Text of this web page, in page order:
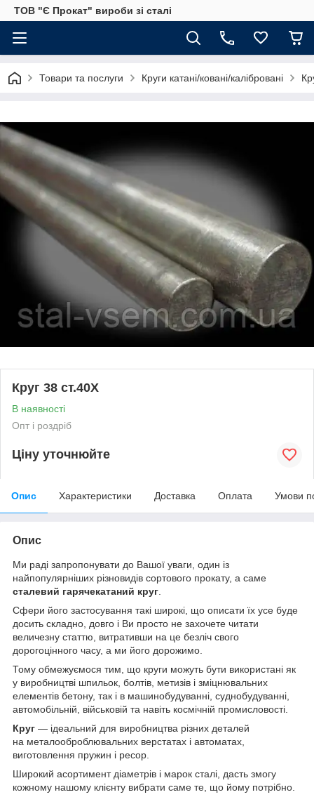
ТОВ "Є Прокат" вироби зі сталі
Товари та послуги Круги катані/ковані/калібровані
Круг 38 ст.40Х
В наявності
Опт і роздріб
Ціну уточнюйте
Опис Характеристики Доставка Оплата Умови
Опис
Ми раді запропонувати до Вашої уваги, один із
найпопулярніших різновидів сортового прокату, а саме
сталевий гарячекатаний круг
Сфери його застосування такі широкі, що описати їх усе буде
досить складно, довго і Ви просто не захочете читати
величезну статтю, витративши на це безліч свого
дорогоцінного часу, а ми його дорожимо.
Тому обмежуємося тим, що круги можуть бути використані як
у виробництві шпильок, болтів, метизів і зміцнювальних
елементів бетону, так і в машинобудуванні, суднобудуванні,
автомобільній, військовій та навіть космічній промисловості.
Круг — ідеальний для виробництва різних деталей
на металооброблювальних верстатах і автоматах,
виготовлення пружин і ресор.
Широкий асортимент діаметрів і марок сталі, дасть змогу
кожному нашому клієнту вибрати саме те, що йому потрібно.